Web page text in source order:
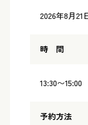
2026年8月21
時 間
13:30〜15:00
予約方法